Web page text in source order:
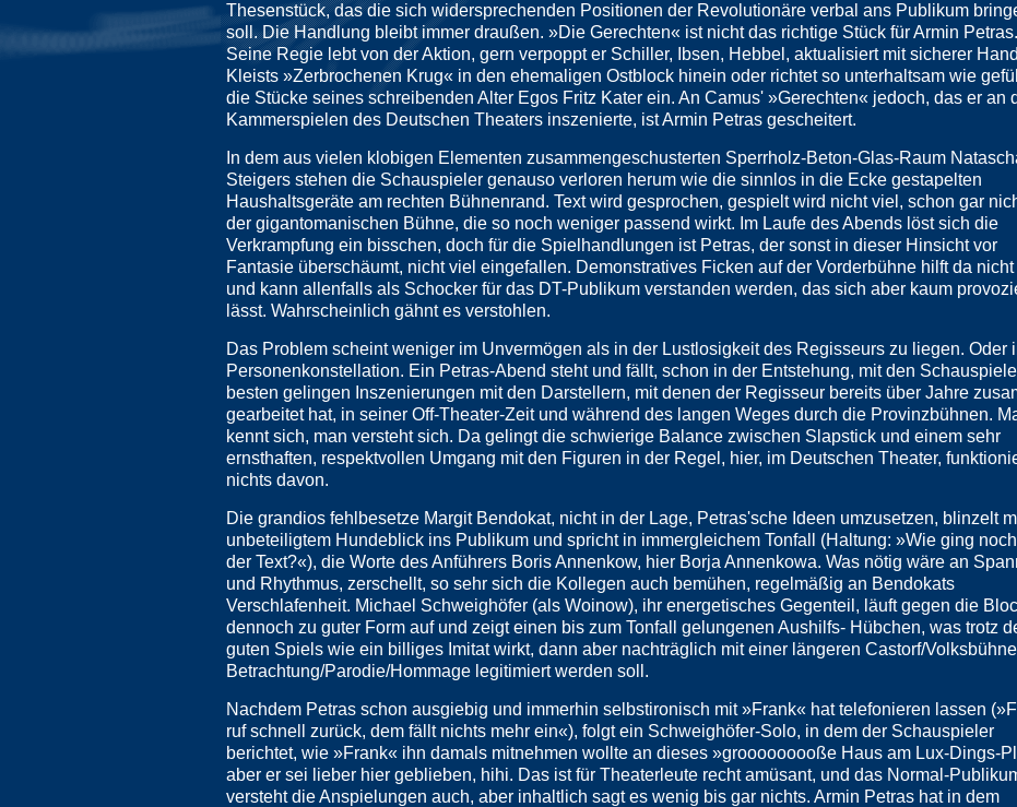
Thesenstück, das die sich widersprechenden Positionen der Revolutionäre verbal ans Publikum
soll. Die Handlung bleibt immer draußen. »Die Gerechten« ist nicht das richtige Stück für Armin Petras.
Seine Regie lebt von der Aktion, gern verpoppt er Schiller, Ibsen, Hebbel, aktualisiert mit sicherer Hand
Kleists »Zerbrochenen Krug« in den ehemaligen Ostblock hinein oder richtet so unterhaltsam wie
die Stücke seines schreibenden Alter Egos Fritz Kater ein. An Camus' »Gerechten« jedoch, das er an
Kammerspielen des Deutschen Theaters inszenierte, ist Armin Petras gescheitert.
In dem aus vielen klobigen Elementen zusammengeschusterten Sperrholz-Beton-Glas-Raum
Steigers stehen die Schauspieler genauso verloren herum wie die sinnlos in die Ecke gestapelten
Haushaltsgeräte am rechten Bühnenrand. Text wird gesprochen, gespielt wird nicht viel, schon gar
der gigantomanischen Bühne, die so noch weniger passend wirkt. Im Laufe des Abends löst sich die
Verkrampfung ein bisschen, doch für die Spielhandlungen ist Petras, der sonst in dieser Hinsicht vor
Fantasie überschäumt, nicht viel eingefallen. Demonstratives Ficken auf der Vorderbühne hilft da
und kann allenfalls als Schocker für das DT-Publikum verstanden werden, das sich aber kaum
lässt. Wahrscheinlich gähnt es verstohlen.
Das Problem scheint weniger im Unvermögen als in der Lustlosigkeit des Regisseurs zu liegen. Oder
Personenkonstellation. Ein Petras-Abend steht und fällt, schon in der Entstehung, mit den
besten gelingen Inszenierungen mit den Darstellern, mit denen der Regisseur bereits über Jahre
gearbeitet hat, in seiner Off-Theater-Zeit und während des langen Weges durch die Provinzbühnen.
kennt sich, man versteht sich. Da gelingt die schwierige Balance zwischen Slapstick und einem sehr
ernsthaften, respektvollen Umgang mit den Figuren in der Regel, hier, im Deutschen Theater,
nichts davon.
Die grandios fehlbesetze Margit Bendokat, nicht in der Lage, Petras'sche Ideen umzusetzen, blinzelt
unbeteiligtem Hundeblick ins Publikum und spricht in immergleichem Tonfall (Haltung: »Wie ging noch
der Text?«), die Worte des Anführers Boris Annenkow, hier Borja Annenkowa. Was nötig wäre an
und Rhythmus, zerschellt, so sehr sich die Kollegen auch bemühen, regelmäßig an Bendokats
Verschlafenheit. Michael Schweighöfer (als Woinow), ihr energetisches Gegenteil, läuft gegen die
dennoch zu guter Form auf und zeigt einen bis zum Tonfall gelungenen Aushilfs- Hübchen, was trotz
guten Spiels wie ein billiges Imitat wirkt, dann aber nachträglich mit einer längeren Castorf/
Betrachtung/Parodie/Hommage legitimiert werden soll.
Nachdem Petras schon ausgiebig und immerhin selbstironisch mit »Frank« hat telefonieren lassen
ruf schnell zurück, dem fällt nichts mehr ein«), folgt ein Schweighöfer-Solo, in dem der Schauspieler
berichtet, wie »Frank« ihn damals mitnehmen wollte an dieses »grooooooooße Haus am Lux-Dings-
aber er sei lieber hier geblieben, hihi. Das ist für Theaterleute recht amüsant, und das Normal-
versteht die Anspielungen auch, aber inhaltlich sagt es wenig bis gar nichts. Armin Petras hat in dem